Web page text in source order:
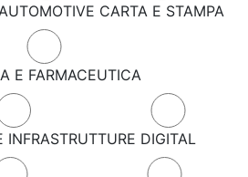
AUTOMOTIVE CARTA E STAMPA
E FARMACEUTICA
INFRASTRUTTURE DIGITAL